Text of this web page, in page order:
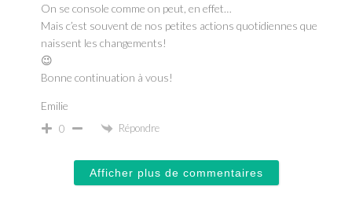
On se console comme on peut, en effet…
Mais c’est souvent de nos petites actions quotidiennes que
naissent les changements!
😉
Bonne continuation à vous!
Emilie
0 Répondre
Afficher plus de commentaires